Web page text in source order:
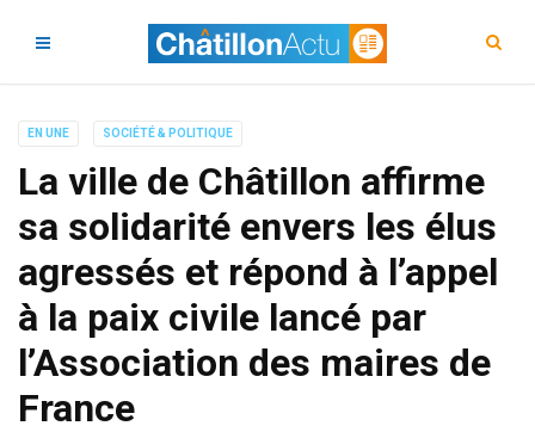
EN UNE SOCIÉTÉ & POLITIQUE
La ville de Châtillon affirme
sa solidarité envers les élus
agressés et répond à l’appel
à la paix civile lancé par
l’Association des maires de
France